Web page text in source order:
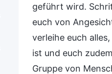
geführt wird.
euch von
verleihe euch
ist und euch
Gruppe von